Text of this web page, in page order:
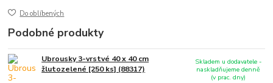
Do oblíbených
Podobné produkty
Ubrousky 3-vrstvé 40 x 40 cm
žlutozelené [250 ks] (88317)
Skladem u dodavatele -
naskladňujeme denně
(v prac. dny)